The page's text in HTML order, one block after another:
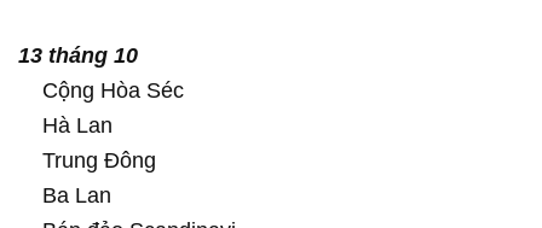
13 tháng 10
Cộng Hòa Séc
Hà Lan
Trung Đông
Ba Lan